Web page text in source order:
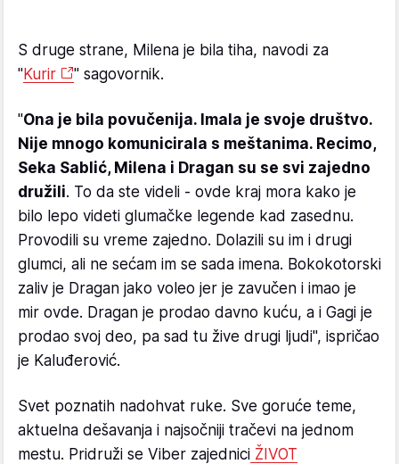
S druge strane, Milena je bila tiha, navodi za
"Kurir " sagovornik.
"Ona je bila povučenija. Imala je svoje društvo.
Nije mnogo komunicirala s meštanima. Recimo,
Seka Sablić, Milena i Dragan su se svi zajedno
družili. To da ste videli - ovde kraj mora kako je
bilo lepo videti glumačke legende kad zasednu.
Provodili su vreme zajedno. Dolazili su im i drugi
glumci, ali ne sećam im se sada imena. Bokokotorski
zaliv je Dragan jako voleo jer je zavučen i imao je
mir ovde. Dragan je prodao davno kuću, a i Gagi je
prodao svoj deo, pa sad tu žive drugi ljudi", ispričao
je Kaluđerović.
Svet poznatih nadohvat ruke. Sve goruće teme,
aktuelna dešavanja i najsočniji tračevi na jednom
mestu. Pridruži se Viber zajednici ŽIVOT